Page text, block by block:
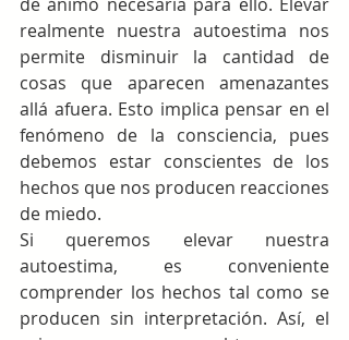
realmente nuestra autoestima nos
permite disminuir la cantidad de
cosas que aparecen amenazantes
allá afuera. Esto implica pensar en el
fenómeno de la consciencia, pues
debemos estar conscientes de los
hechos que nos producen reacciones
de miedo.
Si queremos elevar nuestra
autoestima, es conveniente
comprender los hechos tal como se
producen sin interpretación. Así, el